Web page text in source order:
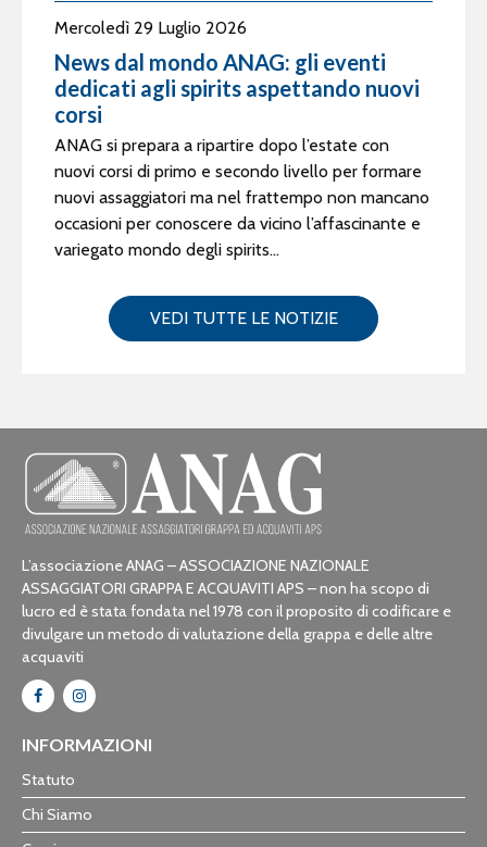
Mercoledì 29 Luglio 2026
News dal mondo ANAG: gli eventi
dedicati agli spirits aspettando nuovi
corsi
ANAG si prepara a ripartire dopo l’estate con
nuovi corsi di primo e secondo livello per formare
nuovi assaggiatori ma nel frattempo non mancano
occasioni per conoscere da vicino l’affascinante e
variegato mondo degli spirits...
VEDI TUTTE LE NOTIZIE
L’associazione ANAG – ASSOCIAZIONE NAZIONALE
ASSAGGIATORI GRAPPA E ACQUAVITI APS – non ha scopo di
lucro ed è stata fondata nel 1978 con il proposito di codificare e
divulgare un metodo di valutazione della grappa e delle altre
acquaviti
INFORMAZIONI
Statuto
Chi Siamo